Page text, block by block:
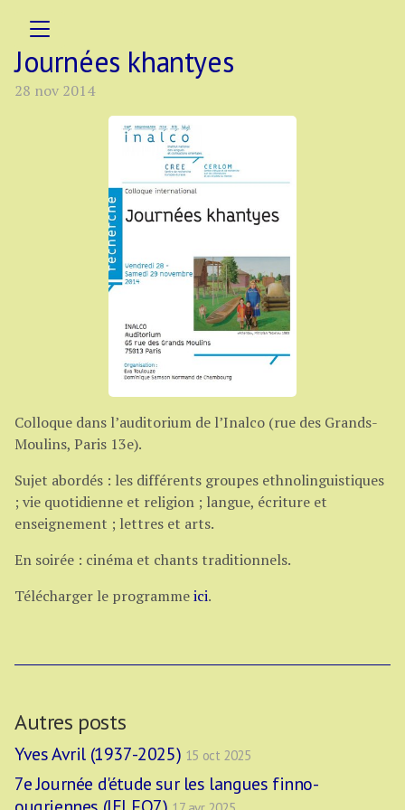
Journées khantyes
28 nov 2014
Colloque dans l’auditorium de l’Inalco (rue des Grands-
Moulins, Paris 13e).
Sujet abordés : les différents groupes ethnolinguistiques
; vie quotidienne et religion ; langue, écriture et
enseignement ; lettres et arts.
En soirée : cinéma et chants traditionnels.
Télécharger le programmeici.
Autres posts
Yves Avril (1937-2025) 15 oct 2025
7e Journée d'étude sur les langues finno-